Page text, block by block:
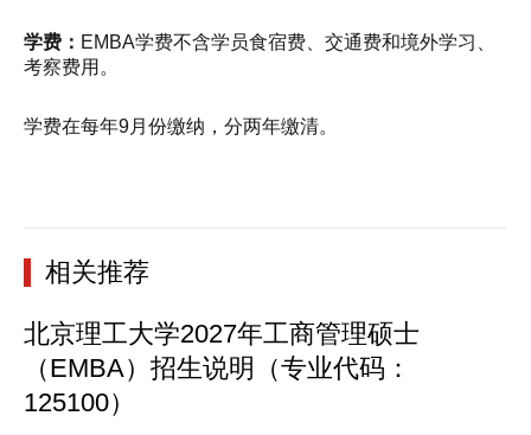
学费： EMBA学费不含学员食宿费、交通费和境外学习、
考察费用。
学费在每年9月份缴纳，分两年缴清。
相关推荐
北京理工大学2027年工商管理硕士
（EMBA）招生说明（专业代码：
125100）